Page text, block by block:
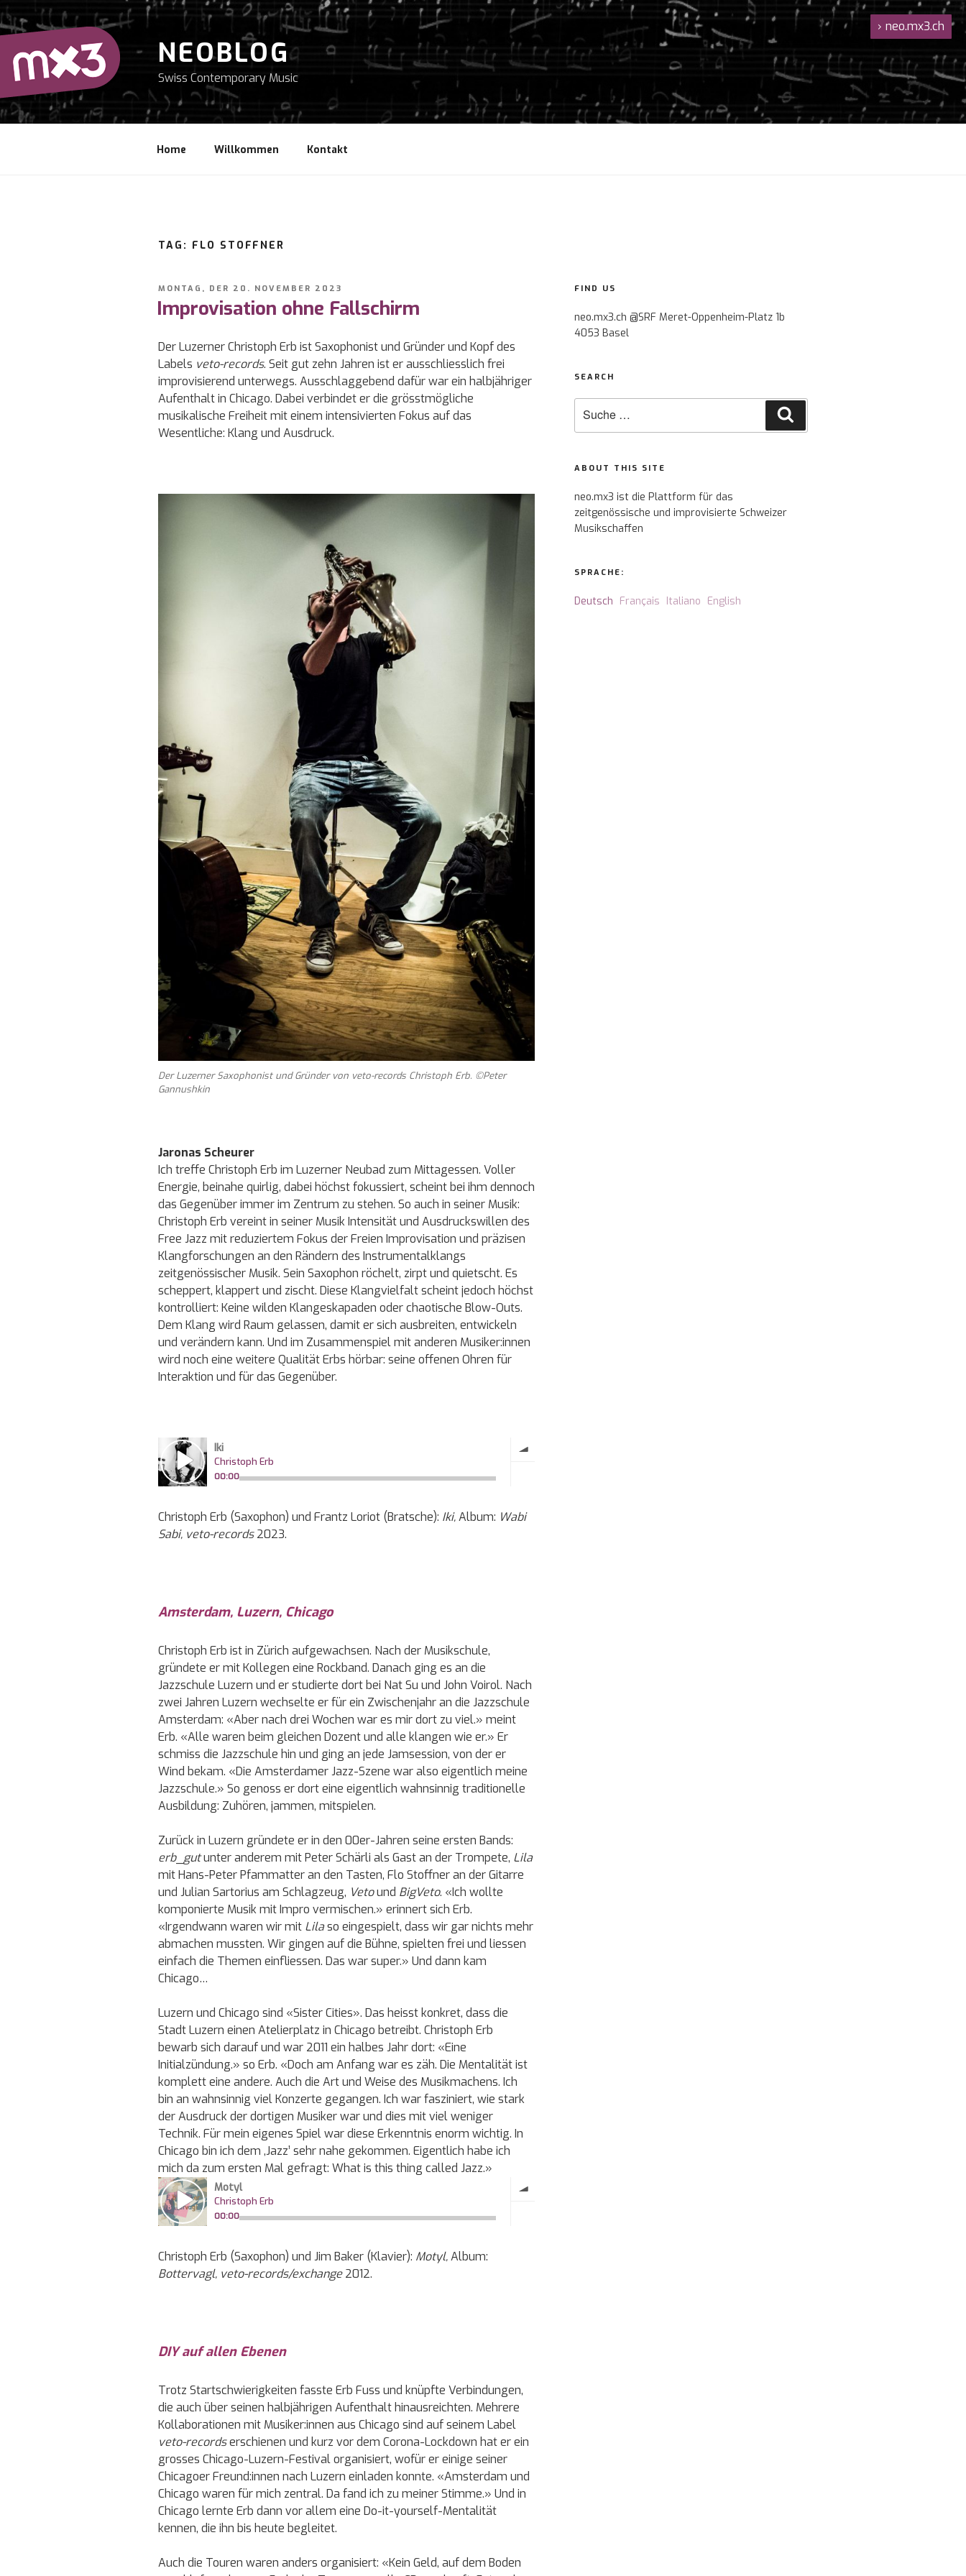
Zum
Inhalt
NEOBLOG
Swiss Contemporary Music
Home Willkommen Kontakt
› neo.mx3.ch
TAG: FLO STOFFNER
VERÖFFENTLICHT
AM
MONTAG, DER 20. NOVEMBER 2023
Improvisation ohne Fallschirm
Der Luzerner Christoph Erb ist Saxophonist und Gründer und Kopf des
Labels veto-records. Seit gut zehn Jahren ist er ausschliesslich frei
improvisierend unterwegs. Ausschlaggebend dafür war ein halbjähriger
Aufenthalt in Chicago. Dabei verbindet er die grösstmögliche
musikalische Freiheit mit einem intensivierten Fokus auf das
Wesentliche: Klang und Ausdruck.
Der Luzerner Saxophonist und Gründer von veto-records Christoph Erb. ©Peter
Gannushkin
Jaronas Scheurer
Ich treffe Christoph Erb im Luzerner Neubad zum Mittagessen. Voller
Energie, beinahe quirlig, dabei höchst fokussiert, scheint bei ihm dennoch
das Gegenüber immer im Zentrum zu stehen. So auch in seiner Musik:
Christoph Erb vereint in seiner Musik Intensität und Ausdruckswillen des
Free Jazz mit reduziertem Fokus der Freien Improvisation und präzisen
Klangforschungen an den Rändern des Instrumentalklangs
zeitgenössischer Musik. Sein Saxophon röchelt, zirpt und quietscht. Es
scheppert, klappert und zischt. Diese Klangvielfalt scheint jedoch höchst
kontrolliert: Keine wilden Klangeskapaden oder chaotische Blow-Outs.
Dem Klang wird Raum gelassen, damit er sich ausbreiten, entwickeln
und verändern kann. Und im Zusammenspiel mit anderen Musiker:innen
wird noch eine weitere Qualität Erbs hörbar: seine offenen Ohren für
Interaktion und für das Gegenüber.
Christoph Erb (Saxophon) und Frantz Loriot (Bratsche): Iki,Album: Wabi
Sabi, veto-records2023.
Amsterdam, Luzern, Chicago
Christoph Erb ist in Zürich aufgewachsen. Nach der Musikschule,
gründete er mit Kollegen eine Rockband. Danach ging es an die
Jazzschule Luzern und er studierte dort bei Nat Su und John Voirol. Nach
zwei Jahren Luzern wechselte er für ein Zwischenjahr an die Jazzschule
Amsterdam: «Aber nach drei Wochen war es mir dort zu viel.» meint
Erb. «Alle waren beim gleichen Dozent und alle klangen wie er.» Er
schmiss die Jazzschule hin und ging an jede Jamsession, von der er
Wind bekam. «Die Amsterdamer Jazz-Szene war also eigentlich meine
Jazzschule.» So genoss er dort eine eigentlich wahnsinnig traditionelle
Ausbildung: Zuhören, jammen, mitspielen.
Zurück in Luzern gründete er in den 00er-Jahren seine ersten Bands:
erb_ gutunter anderem mit Peter Schärli als Gast an der Trompete, Lila
mit Hans-Peter Pfammatter an den Tasten, Flo Stoffner an der Gitarre
und Julian Sartorius am Schlagzeug, Vetound BigVeto. «Ich wollte
komponierte Musik mit Impro vermischen.» erinnert sich Erb.
«Irgendwann waren wir mit Lilaso eingespielt, dass wir gar nichts mehr
abmachen mussten. Wir gingen auf die Bühne, spielten frei und liessen
einfach die Themen einfliessen. Das war super.» Und dann kam
Chicago…
Luzern und Chicago sind «Sister Cities». Das heisst konkret, dass die
Stadt Luzern einen Atelierplatz in Chicago betreibt. Christoph Erb
bewarb sich darauf und war 2011 ein halbes Jahr dort: «Eine
Initialzündung.» so Erb. «Doch am Anfang war es zäh. Die Mentalität ist
komplett eine andere. Auch die Art und Weise des Musikmachens. Ich
bin an wahnsinnig viel Konzerte gegangen. Ich war fasziniert, wie stark
der Ausdruck der dortigen Musiker war und dies mit viel weniger
Technik. Für mein eigenes Spiel war diese Erkenntnis enorm wichtig. In
Chicago bin ich dem ,Jazz’ sehr nahe gekommen. Eigentlich habe ich
mich da zum ersten Mal gefragt: What is this thing called Jazz.»
Christoph Erb (Saxophon) und Jim Baker (Klavier): Motyl,Album:
Bottervagl, veto-records/exchange2012.
DIY auf allen Ebenen
Trotz Startschwierigkeiten fasste Erb Fuss und knüpfte Verbindungen,
die auch über seinen halbjährigen Aufenthalt hinausreichten. Mehrere
Kollaborationen mit Musiker:innen aus Chicago sind auf seinem Label
veto-recordserschienen und kurz vor dem Corona-Lockdown hat er ein
grosses Chicago-Luzern-Festival organisiert, wofür er einige seiner
Chicagoer Freund:innen nach Luzern einladen konnte. «Amsterdam und
Chicago waren für mich zentral. Da fand ich zu meiner Stimme.» Und in
Chicago lernte Erb dann vor allem eine Do-it-yourself-Mentalität
kennen, die ihn bis heute begleitet.
Auch die Touren waren anders organisiert: «Kein Geld, auf dem Boden
FIND US
neo.mx3.ch @SRF Meret-Oppenheim-Platz 1b
4053 Basel
SEARCH
nach:
ABOUT THIS SITE
neo.mx3 ist die Plattform für das
zeitgenössische und improvisierte Schweizer
Musikschaffen
SPRACHE:
Deutsch Français Italiano English